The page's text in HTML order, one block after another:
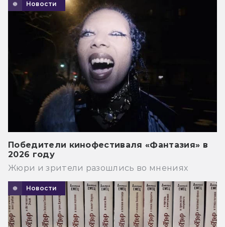
Новости
Победители кинофестиваля «Фантазия» в
2026 году
Жюри и зрители разошлись во мнениях
Новости